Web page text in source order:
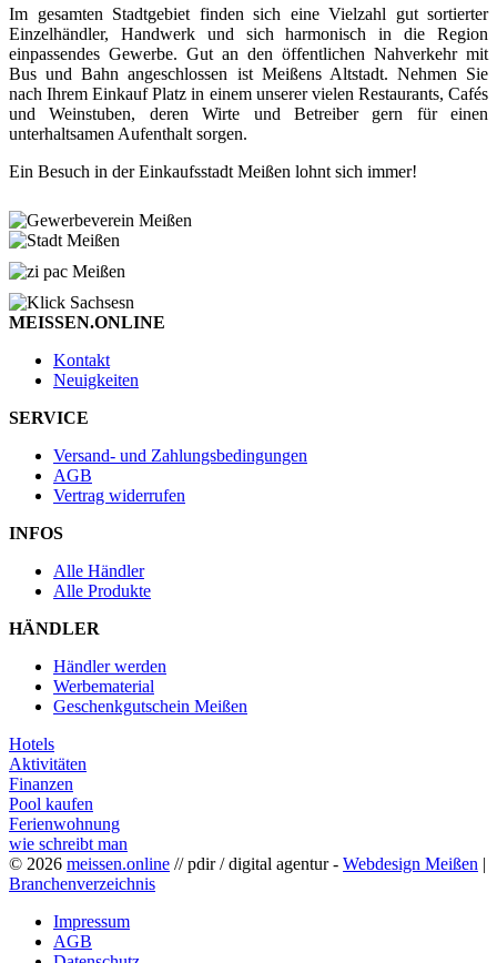
Im gesamten Stadtgebiet finden sich eine Vielzahl gut sortierter
Einzelhändler, Handwerk und sich harmonisch in die Region
einpassendes Gewerbe. Gut an den öffentlichen Nahverkehr mit
Bus und Bahn angeschlossen ist Meißens Altstadt. Nehmen Sie
nach Ihrem Einkauf Platz in einem unserer vielen Restaurants, Cafés
und Weinstuben, deren Wirte und Betreiber gern für einen
unterhaltsamen Aufenthalt sorgen.
Ein Besuch in der Einkaufsstadt Meißen lohnt sich immer!
MEISSEN.ONLINE
Kontakt
Neuigkeiten
SERVICE
Versand- und Zahlungsbedingungen
AGB
Vertrag widerrufen
INFOS
Alle Händler
Alle Produkte
HÄNDLER
Händler werden
Werbematerial
Geschenkgutschein Meißen
Hotels
Aktivitäten
Finanzen
Pool kaufen
Ferienwohnung
wie schreibt man
© 2026 meissen.online // pdir / digital agentur - Webdesign Meißen |
Branchenverzeichnis
Impressum
AGB